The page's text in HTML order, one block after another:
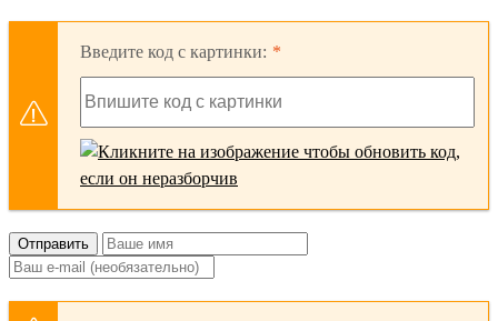
Введите код с картинки:
Отправить